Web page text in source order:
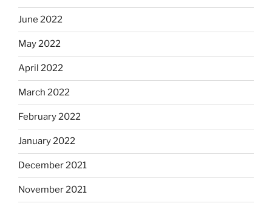
June 2022
May 2022
April 2022
March 2022
February 2022
January 2022
December 2021
November 2021